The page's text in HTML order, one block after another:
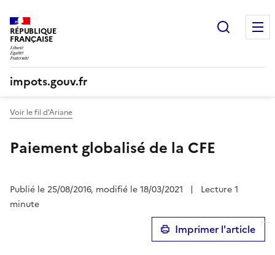
RÉPUBLIQUE
FRANÇAISE
impots.gouv.fr
Voir le fil d'Ariane
Paiement globalisé de la CFE
Publié le 25/08/2016, modifié le 18/03/2021 |
Lecture 1
minute
Imprimer l'article